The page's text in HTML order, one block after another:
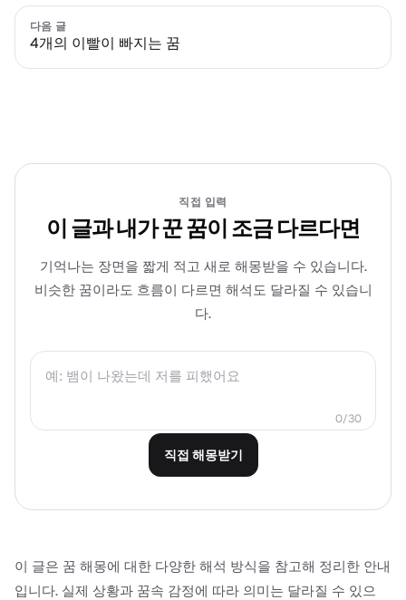
다음 글
4개의 이빨이 빠지는 꿈
직접 입력
이 글과 내가 꾼 꿈이 조금 다르다면
기억나는 장면을 짧게 적고 새로 해몽받을 수 있습니다.
비슷한 꿈이라도 흐름이 다르면 해석도 달라질 수 있습니
다.
0/30
직접 해몽받기
이 글은 꿈 해몽에 대한 다양한 해석 방식을 참고해 정리한 안내
입니다. 실제 상황과 꿈속 감정에 따라 의미는 달라질 수 있으